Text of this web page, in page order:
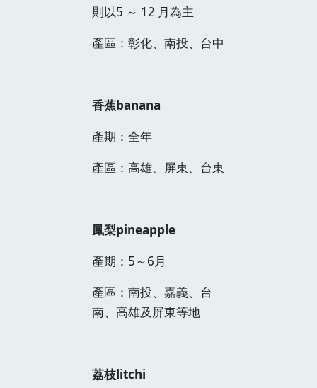
則以5 ～ 12 月為主
產區：彰化、南投、台中
香蕉banana
產期：全年
產區：高雄、屏東、台東
鳳梨pineapple
產期：5～6月
產區：南投、嘉義、台
南、高雄及屏東等地
荔枝litchi